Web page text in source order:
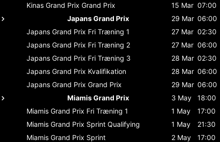
Kinas Grand Prix Grand Prix 15 Mar 07:00
Japans Grand Prix
29 Mar 06:00
Japans Grand Prix Fri Træning 1 27 Mar 02:30
Japans Grand Prix Fri Træning 2 27 Mar 06:00
Japans Grand Prix Fri Træning 3 28 Mar 02:30
Japans Grand Prix Kvalifikation 28 Mar 06:00
Japans Grand Prix Grand Prix 29 Mar 06:00
Miamis Grand Prix
3 May
18:00
Miamis Grand Prix Fri Træning 1 1 May
17:00
Miamis Grand Prix Sprint Qualifying 1 May
21:30
Miamis Grand Prix Sprint 2 May
17:00